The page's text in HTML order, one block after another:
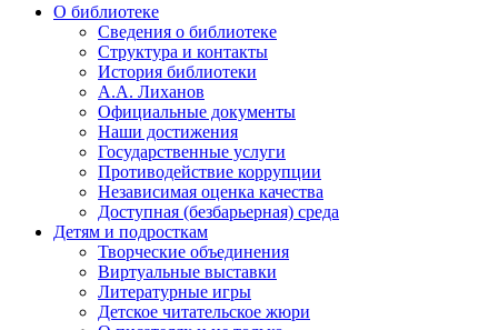
О библиотеке
Сведения о библиотеке
Структура и контакты
История библиотеки
А.А. Лиханов
Официальные документы
Наши достижения
Государственные услуги
Противодействие коррупции
Независимая оценка качества
Доступная (безбарьерная) среда
Детям и подросткам
Творческие объединения
Виртуальные выставки
Литературные игры
Детское читательское жюри